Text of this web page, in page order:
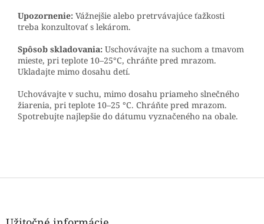
Upozornenie: Vážnejšie alebo pretrvávajúce ťažkosti
treba konzultovať s lekárom.
Spôsob skladovania: Uschovávajte na suchom a tmavom
mieste, pri teplote 10–25°C, chráňte pred mrazom.
Ukladajte mimo dosahu detí.
Uchovávajte v suchu, mimo dosahu priameho slnečného
žiarenia, pri teplote 10–25 °C. Chráňte pred mrazom.
Spotrebujte najlepšie do dátumu vyznačeného na obale.
Z